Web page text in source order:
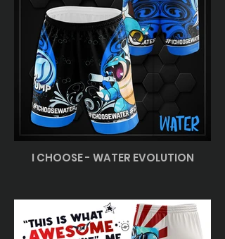
I CHOOSE - WATER EVOLUTION